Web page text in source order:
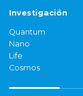
Investigación
Quantum
Nano
Life
Cosmos